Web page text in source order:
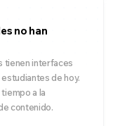
no han
tienen interfaces
de hoy.
a la
contenido.